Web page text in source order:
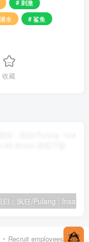
# 刺激
水 # 鲨鱼
收藏
归：疯狂/Pulang : Insanity
Recruit employees